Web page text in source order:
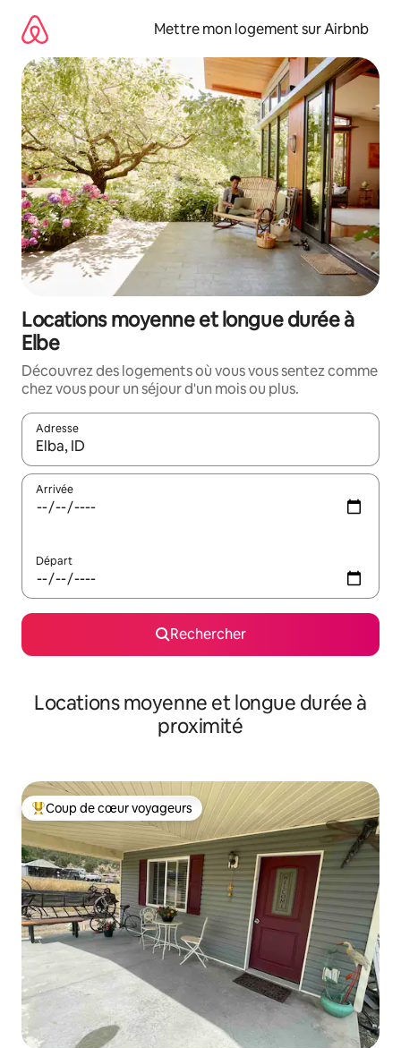
directement
contenu
Mettre mon logement sur Airbnb
Locations moyenne et longue durée à
Elbe
Découvrez des logements où vous vous sentez comme
chez vous pour un séjour d'un mois ou plus.
Adresse
Lorsque les résultats s'affichent, utilisez les flèches vers le
Arrivée
Départ
Rechercher
Locations moyenne et longue durée à
proximité
Coups de cœur voyageurs les plus appréciés
Coup de cœur voyageurs